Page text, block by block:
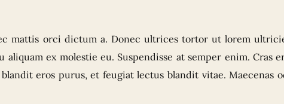
mattis orci dictum a. Donec ultrices tortor ut lorem
aliquam ex molestie eu. Suspendisse at semper enim. Cras
eros purus, et feugiat lectus blandit vitae. Maecenas